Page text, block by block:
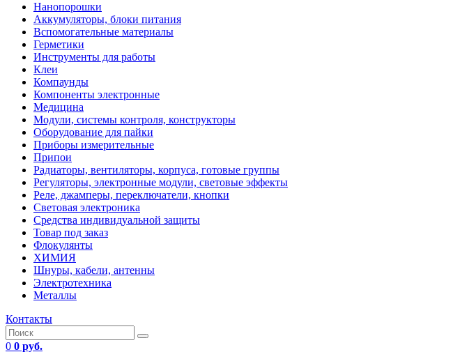
Нанопорошки
Аккумуляторы, блоки питания
Вспомогательные материалы
Герметики
Инструменты для работы
Клеи
Компаунды
Компоненты электронные
Медицина
Модули, системы контроля, конструкторы
Оборудование для пайки
Приборы измерительные
Припои
Радиаторы, вентиляторы, корпуса, готовые группы
Регуляторы, электронные модули, световые эффекты
Реле, джамперы, переключатели, кнопки
Световая электроника
Средства индивидуальной защиты
Товар под заказ
Флокулянты
ХИМИЯ
Шнуры, кабели, антенны
Электротехника
Металлы
Контакты
0 0 руб.